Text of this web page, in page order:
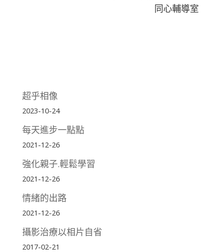
同心輔導室
超乎相像
2023-10-24
每天進步一點點
2021-12-26
強化親子.輕鬆學習
2021-12-26
情緒的出路
2021-12-26
攝影治療以相片自省
2017-02-21